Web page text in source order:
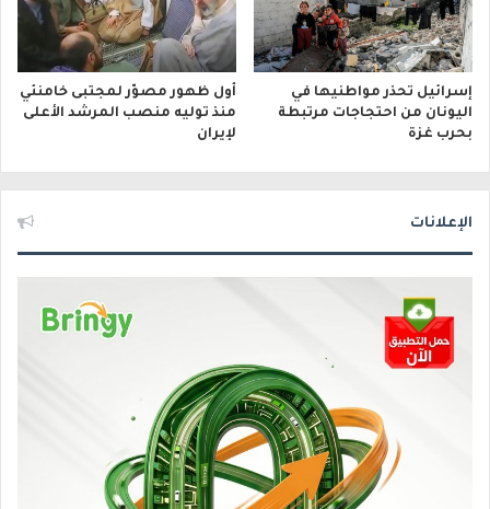
إسرائيل تحذر مواطنيها في
اليونان من احتجاجات مرتبطة
بحرب غزة
أول ظهور مصوّر لمجتبى خامنئي
منذ توليه منصب المرشد الأعلى
لإيران
الإعلانات